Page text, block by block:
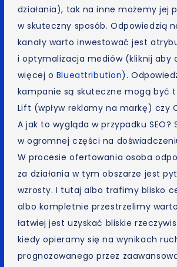
działania), tak na inne możemy jej
w skuteczny sposób. Odpowiedzią
kanały warto inwestować jest
i optymalizacja mediów (kliknij aby
więcej o Blueattribution).
kampanie są skuteczne mogą być
Lift (wpływ reklamy na markę) czy
A jak to wygląda w przypadku SEO?
w ogromnej części na
W procesie ofertowania osoba
za działania w tym obszarze jest
wzrosty. I tutaj albo trafimy blisko
albo kompletnie przestrzelimy
łatwiej jest uzyskać bliskie
kiedy opieramy się na wynikach
prognozowanego przez